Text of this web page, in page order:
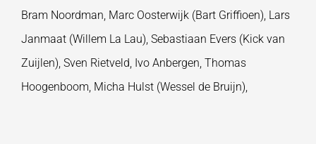
Bram Noordman, Marc Oosterwijk (Bart Griffioen), Lars
Janmaat (Willem La Lau), Sebastiaan Evers (Kick van
Zuijlen), Sven Rietveld, Ivo Anbergen, Thomas
Hoogenboom, Micha Hulst (Wessel de Bruijn),